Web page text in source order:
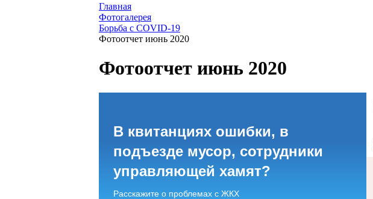
Главная
Фотогалерея
Борьба с COVID-19
Фотоотчет июнь 2020
Фотоотчет июнь 2020
В квитанциях ошибки, в
подъезде мусор, сотрудники
управляющей хамят?
Расскажите о проблемах с ЖКХ